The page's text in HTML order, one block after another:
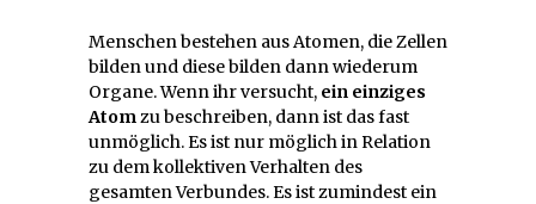
Menschen bestehen aus Atomen, die Zellen
bilden und diese bilden dann wiederum
Organe. Wenn ihr versucht, ein einziges
Atomzu beschreiben, dann ist das fast
unmöglich. Es ist nur möglich in Relation
zu dem kollektiven Verhalten des
gesamten Verbundes. Es ist zumindest ein